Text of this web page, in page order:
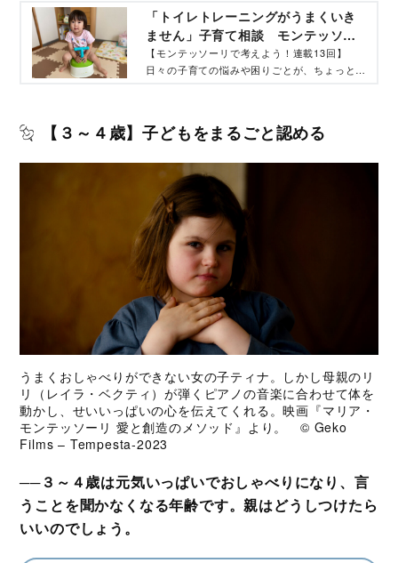
ーリの考え方をお伝えします。
「トイレトレーニングがうまくいき
ません」子育て相談 モンテッソー
リで考えよう！‐コクリコ｜講談社
【モンテッソーリで考えよう！連載13回】
日々の子育ての悩みや困りごとが、ちょっとの
【３～４歳】子どもをまるごと認める
うまくおしゃべりができない女の子ティナ。しかし母親のリ
リ（レイラ・ベクティ）が弾くピアノの音楽に合わせて体を
動かし、せいいっぱいの心を伝えてくれる。映画『マリア・
モンテッソーリ 愛と創造のメソッド』より。 © Geko
Films – Tempesta‐2023
──３～４歳は元気いっぱいでおしゃべりになり、言
うことを聞かなくなる年齢です。親はどうしつけたら
いいのでしょう。